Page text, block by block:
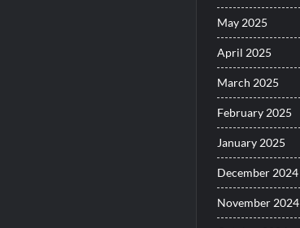
May 2025
April 2025
March 2025
February 2025
January 2025
December 2024
November 2024